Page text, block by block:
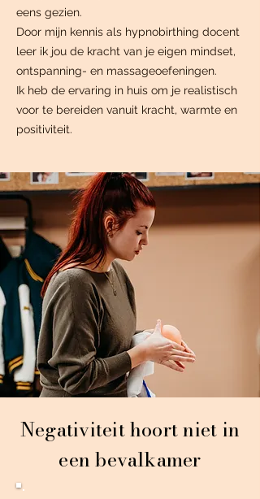
eens gezien.
Door mijn kennis als hypnobirthing docent
leer ik jou de kracht van je eigen mindset,
ontspanning- en massageoefeningen.
Ik heb de ervaring in huis om je realistisch
voor te bereiden vanuit kracht, warmte en
positiviteit.
Negativiteit hoort niet in
een bevalkamer